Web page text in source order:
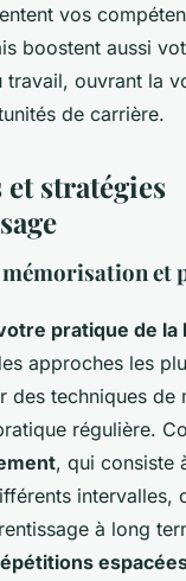
vos
boostent aussi
travail, ouvrant la
de carrière.
et stratégies
mémorisation et
pratique de la
approches les
des techniques de
régulière.
, qui consiste
intervalles,
à long